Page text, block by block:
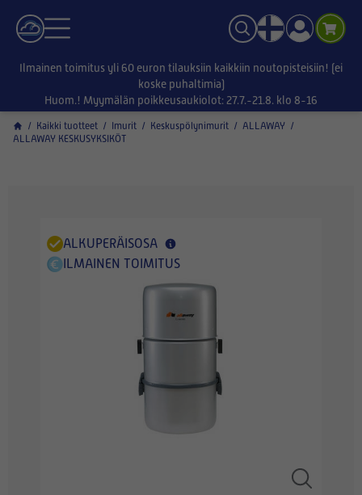
Ilmainen toimitus yli 60 euron tilauksiin kaikkiin noutopisteisiin! (ei
koske puhaltimia)
Huom.! Myymälän poikkeusaukiolot: 27.7.-21.8. klo 8-16
/ Kaikki tuotteet / Imurit / Keskuspölynimurit / ALLAWAY /
ALLAWAY KESKUSYKSIKÖT
ALKUPERÄISOSA
ILMAINEN TOIMITUS